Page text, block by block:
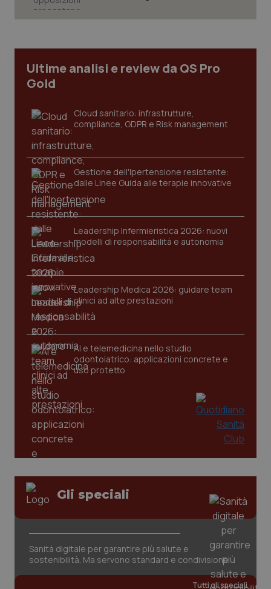
Ultime analisi e review da QS Pro
Gold
Cloud sanitario: infrastrutture,
compliance, GDPR e Risk management
Gestione dell'Ipertensione resistente:
dalle Linee Guida alle terapie innovative
Leadership Infermieristica 2026: nuovi
modelli di responsabilità e autonomia
Leadership Medica 2026: guidare team
clinici ad alte prestazioni
AI e telemedicina nello studio
odontoiatrico: applicazioni concrete e
uso protetto
Gli speciali
Sanità digitale per garantire più salute e
sostenibilità. Ma servono standard e condivisione
Tutti gli speciali
www.quotidianosanita.it
tracking-sites-ironfish-
tracking-enable
tracking-sites-ironfish-
session-id
_ga
Google LLC